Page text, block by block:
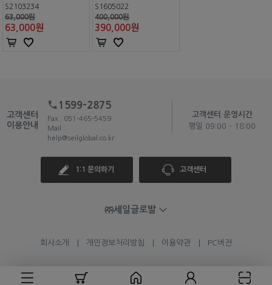
S2103234
63,000원
63,000원
S1605022
400,000원
390,000원
고객센터
이용안내
1599-2875
Fax : 051-465-5459
Mail :
help@seilglobal.co.kr
고객센터 운영시간
평일 09:00 - 18:00
1:1 문의하기 고객센터
㈜세일글로발
회사소개 개인정보처리방침 이용약관 PC버전